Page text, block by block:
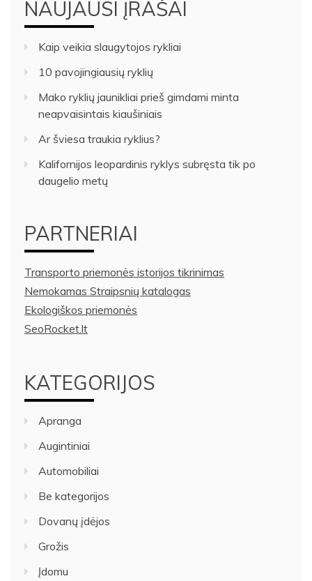
NAUJAUSI ĮRAŠAI
Kaip veikia slaugytojos rykliai
10 pavojingiausių ryklių
Mako ryklių jaunikliai prieš gimdami minta
neapvaisintais kiaušiniais
Ar šviesa traukia ryklius?
Kalifornijos leopardinis ryklys subręsta tik po
daugelio metų
PARTNERIAI
Transporto priemonės istorijos tikrinimas
Nemokamas Straipsnių katalogas
Ekologiškos priemonės
SeoRocket.lt
KATEGORIJOS
Apranga
Augintiniai
Automobiliai
Be kategorijos
Dovanų įdėjos
Grožis
Įdomu